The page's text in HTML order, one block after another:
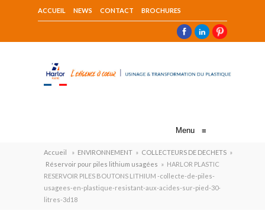
ACCUEIL NEWS CONTACT BROCHURES
Menu ≡
Accueil » ENVIRONNEMENT » COLLECTEURS DE DECHETS »
Réservoir pour piles lithium usagées » HARLOR PLASTIC
RESERVOIR PILES BOUTONS LITHIUM -collecte-de-piles-
usagees-en-plastique-resistant-aux-acides-sur-pied-30-
litres-3d18